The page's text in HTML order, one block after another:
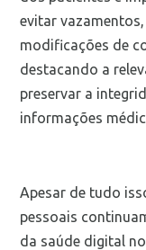
evitar
modificações de
destacando a
preservar a
informações
Apesar de tudo
pessoais
da saúde digital